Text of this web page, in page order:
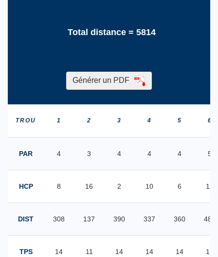
Total distance = 5814
Générer un PDF
TROU 1 2 3 4 5 6
PAR 4 3 4 4 4 5
HCP 8 16 2 10 6 12
DIST 308 137 390 337 360 482
TPS 14 11 14 14 14 17